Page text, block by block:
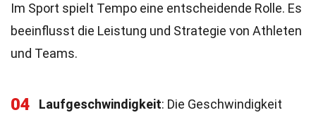
Im Sport spielt Tempo eine entscheidende Rolle. Es
beeinflusst die Leistung und Strategie von Athleten
und Teams.
04 Laufgeschwindigkeit: Die Geschwindigkeit